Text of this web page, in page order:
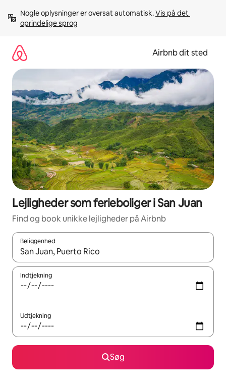
videre
Nogle oplysninger er oversat automatisk. Vis på det
oprindelige sprog
Airbnb dit sted
Lejligheder som ferieboliger i San Juan
Find og book unikke lejligheder på Airbnb
Beliggenhed
Når resultaterne er tilgængelige, skal du navigere med
Indtjekning
Udtjekning
Søg